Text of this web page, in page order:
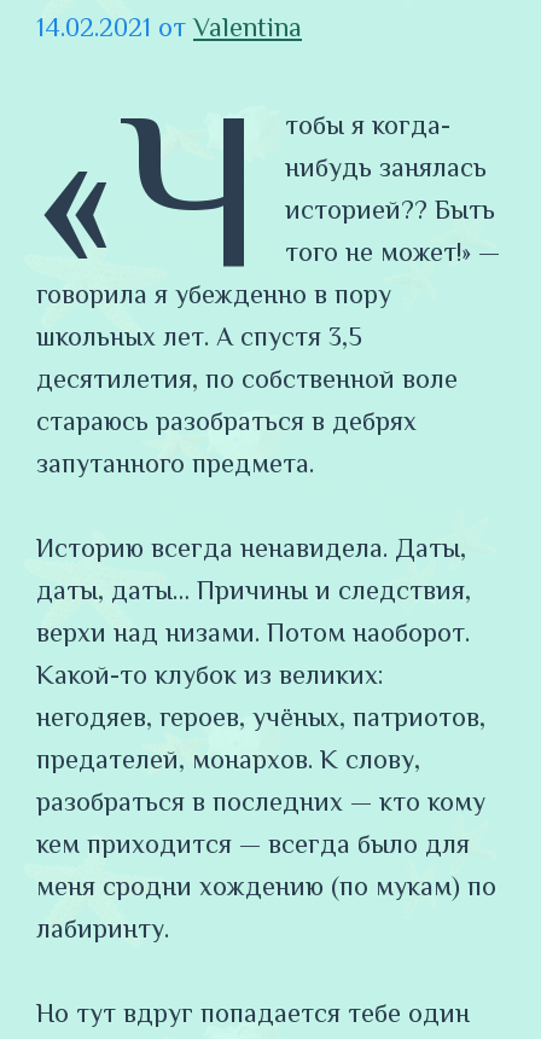
14.02.2021 отValentina
«Ч
тобы я когда-
нибудь занялась
историей?? Быть
того не может!» —
говорила я убежденно в пору
школьных лет. А спустя 3,5
десятилетия, по собственной воле
стараюсь разобраться в дебрях
запутанного предмета.
Историю всегда ненавидела. Даты,
даты, даты… Причины и следствия,
верхи над низами. Потом наоборот.
Какой-то клубок из великих:
негодяев, героев, учёных, патриотов,
предателей, монархов. К слову,
разобраться в последних — кто кому
кем приходится — всегда было для
меня сродни хождению (по мукам) по
лабиринту.
Но тут вдруг попадается тебе один